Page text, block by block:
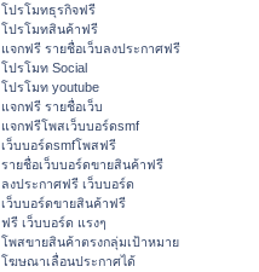
โปรโมทธุรกิจฟรี
โปรโมทสินค้าฟรี
แจกฟรี รายชื่อเว็บลงประกาศฟรี
โปรโมท Social
โปรโมท youtube
แจกฟรี รายชื่อเว็บ
แจกฟรีโพสเว็บบอร์ดsmf
เว็บบอร์ดsmfโพสฟรี
รายชื่อเว็บบอร์ดขายสินค้าฟรี
ลงประกาศฟรี เว็บบอร์ด
เว็บบอร์ดขายสินค้าฟรี
ฟรี เว็บบอร์ด แรงๆ
โพสขายสินค้าตรงกลุ่มเป้าหมาย
โฆษณาเลื่อนประกาศได้